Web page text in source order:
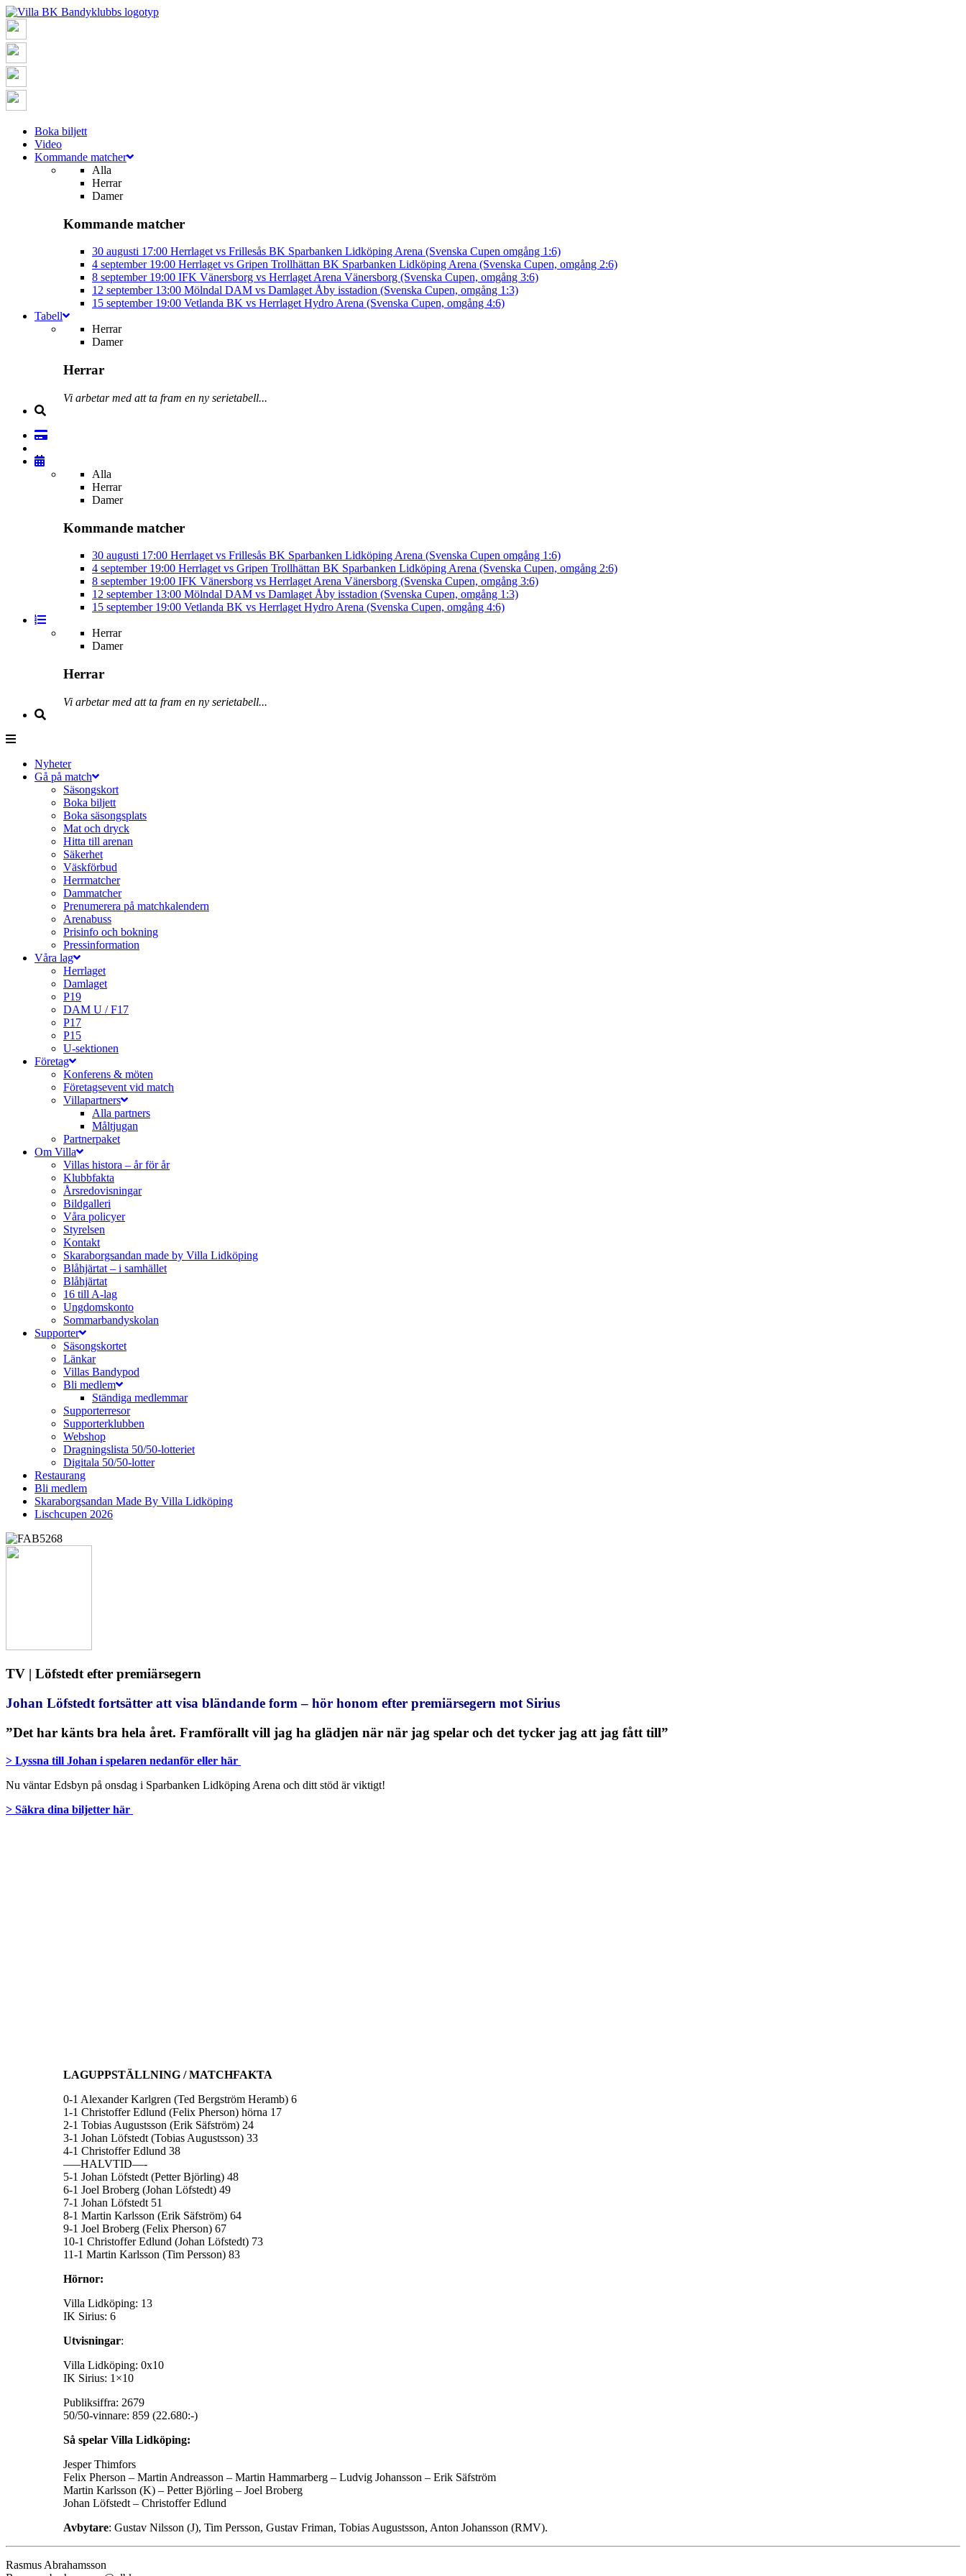
Boka biljett
Video
Kommande matcher
Alla
Herrar
Damer
Kommande matcher
30 augusti 17:00 Herrlaget vs Frillesås BK Sparbanken Lidköping Arena (Svenska Cupen omgång 1:6)
4 september 19:00 Herrlaget vs Gripen Trollhättan BK Sparbanken Lidköping Arena (Svenska Cupen, omgång 2:6)
8 september 19:00 IFK Vänersborg vs HerrlagetArena Vänersborg (Svenska Cupen, omgång 3:6)
12 september 13:00 Mölndal DAM vs DamlagetÅby isstadion (Svenska Cupen, omgång 1:3)
15 september 19:00 Vetlanda BK vs HerrlagetHydro Arena (Svenska Cupen, omgång 4:6)
Tabell
Herrar
Damer
Herrar
Vi arbetar med att ta fram en ny serietabell...
Alla
Herrar
Damer
Kommande matcher
30 augusti 17:00 Herrlaget vs Frillesås BK Sparbanken Lidköping Arena (Svenska Cupen omgång 1:6)
4 september 19:00 Herrlaget vs Gripen Trollhättan BK Sparbanken Lidköping Arena (Svenska Cupen, omgång 2:6)
8 september 19:00 IFK Vänersborg vs Herrlaget Arena Vänersborg (Svenska Cupen, omgång 3:6)
12 september 13:00 Mölndal DAM vs Damlaget Åby isstadion (Svenska Cupen, omgång 1:3)
15 september 19:00 Vetlanda BK vs Herrlaget Hydro Arena (Svenska Cupen, omgång 4:6)
Herrar
Damer
Herrar
Vi arbetar med att ta fram en ny serietabell...
Nyheter
Gå på match
Säsongskort
Boka biljett
Boka säsongsplats
Mat och dryck
Hitta till arenan
Säkerhet
Väskförbud
Herrmatcher
Dammatcher
Prenumerera på matchkalendern
Arenabuss
Prisinfo och bokning
Pressinformation
Våra lag
Herrlaget
Damlaget
P19
DAM U / F17
P17
P15
U-sektionen
Företag
Konferens & möten
Företagsevent vid match
Villapartners
Alla partners
Måltjugan
Partnerpaket
Om Villa
Villas histora – år för år
Klubbfakta
Årsredovisningar
Bildgalleri
Våra policyer
Styrelsen
Kontakt
Skaraborgsandan made by Villa Lidköping
Blåhjärtat – i samhället
Blåhjärtat
16 till A-lag
Ungdomskonto
Sommarbandyskolan
Supporter
Säsongskortet
Länkar
Villas Bandypod
Bli medlem
Ständiga medlemmar
Supporterresor
Supporterklubben
Webshop
Dragningslista 50/50-lotteriet
Digitala 50/50-lotter
Restaurang
Bli medlem
Skaraborgsandan Made By Villa Lidköping
Lischcupen 2026
TV | Löfstedt efter premiärsegern
Johan Löfstedt fortsätter att visa bländande form – hör honom efter premiärsegern mot Sirius
”Det har känts bra hela året. Framförallt vill jag ha glädjen när när jag spelar och det tycker jag att jag fått till”
> Lyssna till Johan i spelaren nedanför eller här
Nu väntar Edsbyn på onsdag i Sparbanken Lidköping Arena och ditt stöd är viktigt!
> Säkra dina biljetter här
LAGUPPSTÄLLNING / MATCHFAKTA
0-1 Alexander Karlgren (Ted Bergström Heramb) 6
1-1 Christoffer Edlund (Felix Pherson) hörna 17
2-1 Tobias Augustsson (Erik Säfström) 24
3-1 Johan Löfstedt (Tobias Augustsson) 33
4-1 Christoffer Edlund 38
—–HALVTID—-
5-1 Johan Löfstedt (Petter Björling) 48
6-1 Joel Broberg (Johan Löfstedt) 49
7-1 Johan Löfstedt 51
8-1 Martin Karlsson (Erik Säfström) 64
9-1 Joel Broberg (Felix Pherson) 67
10-1 Christoffer Edlund (Johan Löfstedt) 73
11-1 Martin Karlsson (Tim Persson) 83
Hörnor:
Villa Lidköping: 13
IK Sirius: 6
Utvisningar:
Villa Lidköping: 0x10
IK Sirius: 1×10
Publiksiffra: 2679
50/50-vinnare: 859 (22.680:-)
Så spelar Villa Lidköping:
Jesper Thimfors
Felix Pherson – Martin Andreasson – Martin Hammarberg – Ludvig Johansson – Erik Säfström
Martin Karlsson (K) – Petter Björling – Joel Broberg
Johan Löfstedt – Christoffer Edlund
Avbytare: Gustav Nilsson (J), Tim Persson, Gustav Friman, Tobias Augustsson, Anton Johansson (RMV).
Rasmus Abrahamsson